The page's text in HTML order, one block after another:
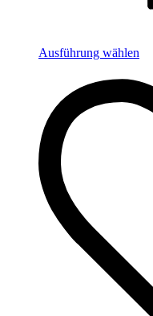
Ausführung wählen